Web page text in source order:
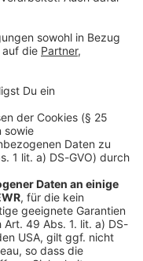
dpa:251107-930-265327/3